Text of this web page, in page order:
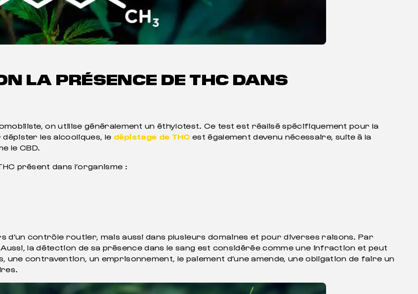
LA PRÉSENCE DE THC DANS
on utilise généralement un éthylotest. Ce test est réalisé spécifiquement pour la
les alcooliques, le dépistage de THC est également devenu nécessaire, suite à la
le CBD.
présent dans l’organisme :
d’un contrôle routier, mais aussi dans plusieurs domaines et pour diverses raisons. Par
la détection de sa présence dans le sang est considérée comme une infraction et peut
une contravention, un emprisonnement, le paiement d’une amende, une obligation de faire un